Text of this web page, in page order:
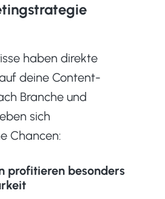
haben direkte
deine Content-
Branche und
sich
Chancen:
profitieren besonders